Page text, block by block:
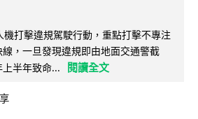
打擊違規駕駛行動，重點打擊不專注
，一旦發現違規即由地面交通警截
半年致命...
閱讀全文